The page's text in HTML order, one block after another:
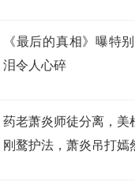
《最后的真相》曝特
泪令人心碎
药老萧炎师徒分离，美
刚鹜护法，萧炎吊打嫣